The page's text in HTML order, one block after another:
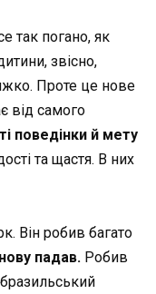
так погано, як
звісно,
Проте це нове
від самого
поведінки й мету
та щастя. В них
Він робив багато
падав. Робив